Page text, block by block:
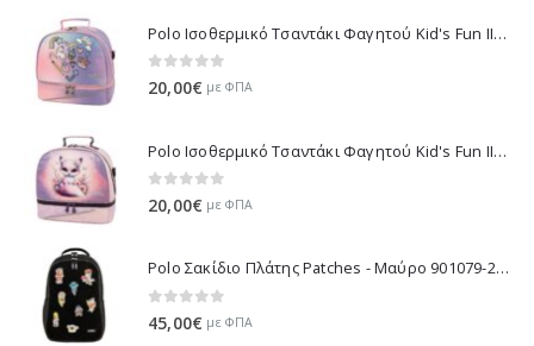
Polo Ισοθερμικό Τσαντάκι Φαγητού Kid's Fun II - Μωβ 971003-8420 2026
0 out of 5
20,00€ με ΦΠΑ
Polo Ισοθερμικό Τσαντάκι Φαγητού Kid's Fun II - Λιλά 971003-8425 2026
0 out of 5
20,00€ με ΦΠΑ
Polo Σακίδιο Πλάτης Patches - Μαύρο 901079-2000 2026
0out of 5
45,00€ με ΦΠΑ